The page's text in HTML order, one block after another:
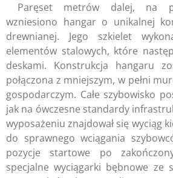
Paręset metrów dalej, na
wzniesiono hangar o unikalnej
drewnianej. Jego szkielet
elementów stalowych, które
deskami. Konstrukcja hangaru
połączona z mniejszym, w pełni
gospodarczym. Całe szybowisko
jak na ówczesne standardy
wyposażeniu znajdował się wyciąg
do sprawnego wciągania
pozycje startowe po
specjalne wyciągarki bębnowe ze